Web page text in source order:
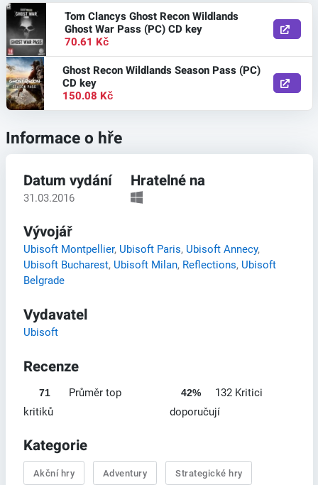
Tom Clancys Ghost Recon Wildlands
Ghost War Pass (PC) CD key
70.61 Kč
Ghost Recon Wildlands Season Pass (PC)
CD key
150.08 Kč
Informace o hře
Datum vydání
31.03.2016
Hratelné na
Vývojář
Ubisoft Montpellier, Ubisoft Paris, Ubisoft Annecy,
Ubisoft Bucharest, Ubisoft Milan, Reflections, Ubisoft
Belgrade
Vydavatel
Ubisoft
Recenze
71
Průměr top
kritiků
42%
132 Kritici
doporučují
Kategorie
Akční hry Adventury Strategické hry